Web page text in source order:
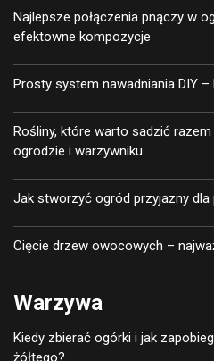
Najlepsze połączenia pnączy w
efektowne kompozycje
Prosty system nawadniania DIY –
Rośliny, które warto sadzić
ogrodzie i warzywniku
Jak stworzyć ogród przyjazny dla
Cięcie drzew owocowych –
Warzywa
Kiedy zbierać ogórki i jak
żółtego?